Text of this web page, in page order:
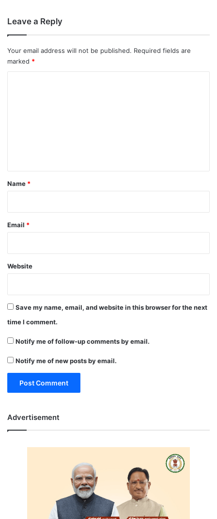
Leave a Reply
Your email address will not be published. Required fields are
marked *
*
Name *
Email *
Website
Save my name, email, and website in this browser for the next
time I comment.
Notify me of follow-up comments by email.
Notify me of new posts by email.
Advertisement